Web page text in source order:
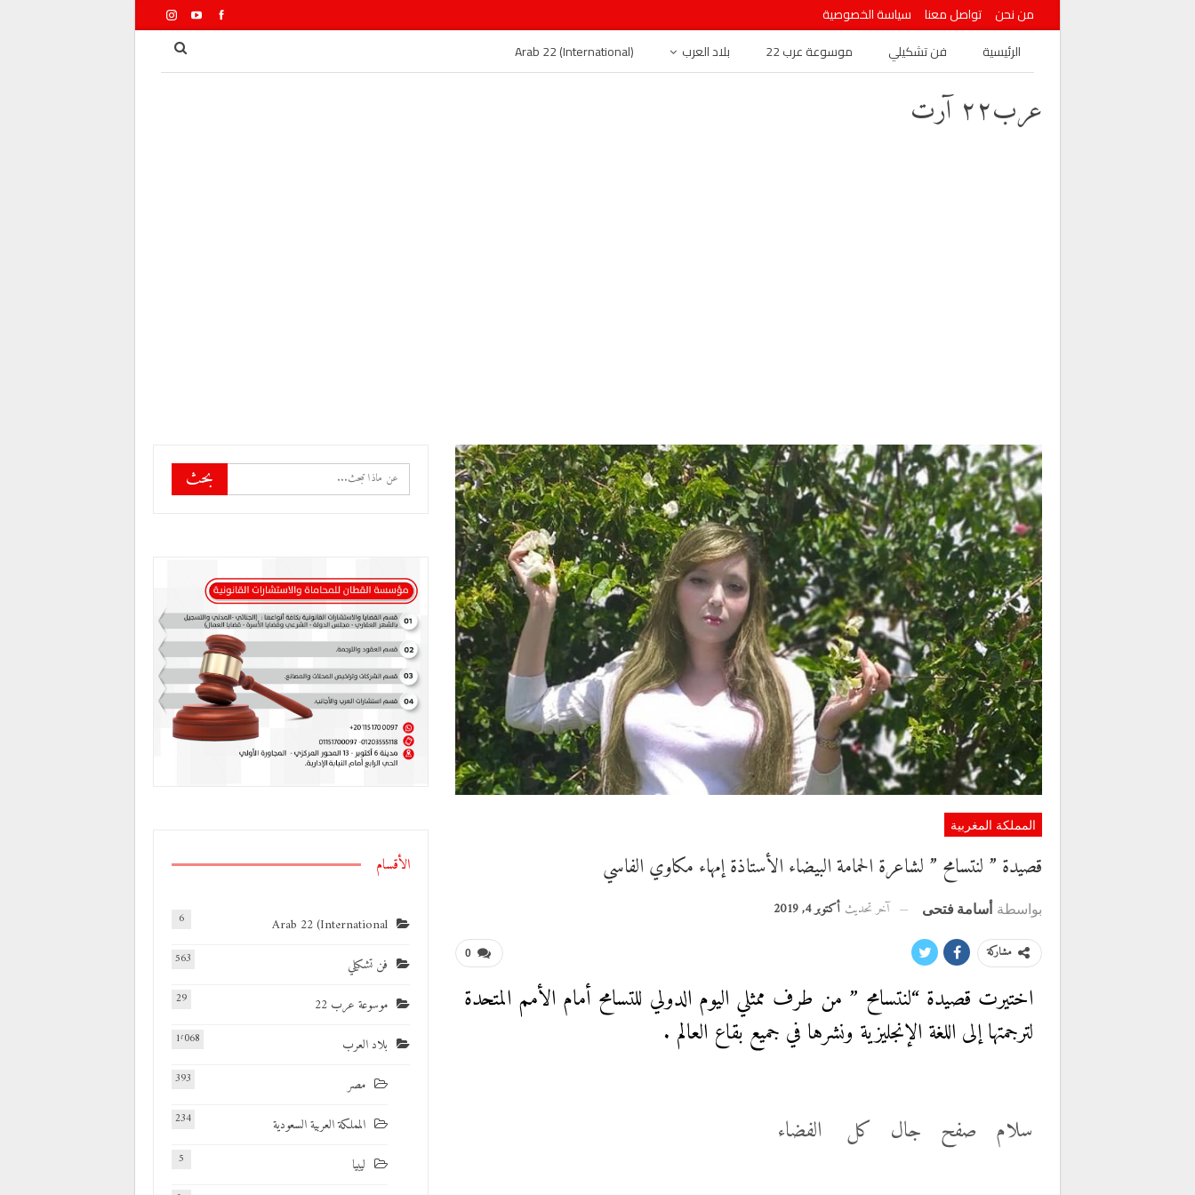
من نحن تواصل معنا
سياسة الخصوصية
الرئيسية
فن تشكيلي موسوعة عرب 22 بلاد العرب Arab 22 (International)
عرب٢٢ آرت
المملكة المغربية
قصيدة ” لنتسامح ” لشاعرة الحمامة البيضاء الأستاذة إمهاء مكاوي الفاسي
بواسطة أسامة فتحى آخر تحديث أكتوبر 4, 2019
0 مشاركة
اختيرت قصيدة “لنتسامح ” من طرف ممثلي اليوم الدولي للتسامح أمام الأمم المتحدة
لترجمتها إلى اللغة الإنجليزية ونشرها في جميع بقاع العالم .
سلام صفح جال كل الفضاء
الأقسام
Arab 22 (International
6
فن تشكيلي 563
موسوعة عرب 22 29
بلاد العرب 1٬068
مصر 393
المملكة العربية السعودية 234
ليبيا 5